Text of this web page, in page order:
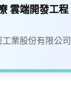
雲端開發工程
業股份有限公司